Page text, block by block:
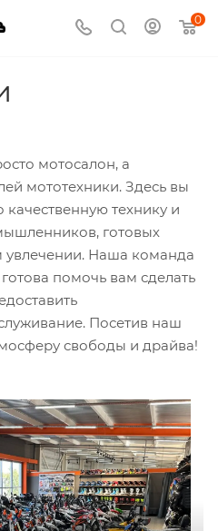
0
мотосалон, а
мототехники. Здесь вы
технику и
готовых
увлечении. Наша команда
помочь вам сделать
Посетив наш
свободы и драйва!